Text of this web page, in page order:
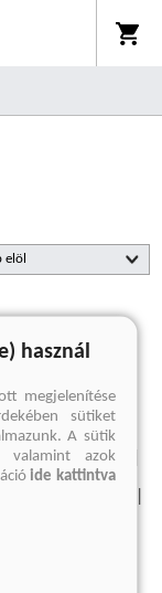
találat
nyilatkozat
használ
megjelenítése
sütiket
A sütik
valamint azok
ide kattintva